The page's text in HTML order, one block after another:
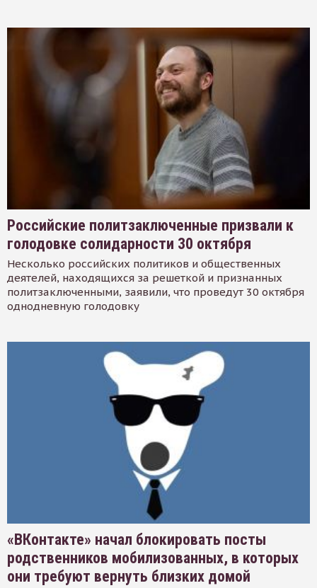
Российские политзаключенные призвали к
голодовке солидарности 30 октября
Несколько российских политиков и общественных
деятелей, находящихся за решеткой и признанных
политзаключенными, заявили, что проведут 30 октября
однодневную голодовку
«ВКонтакте» начал блокировать посты
родственников мобилизованных, в которых
они требуют вернуть близких домой